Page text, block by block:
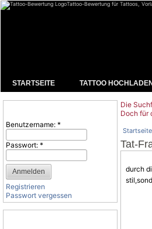
Tattoo-Bewertung für Tattoos,
STARTSEITE TATTOO HOCHLADEN
Benutzername: *
Passwort: *
Registrieren
Passwort vergessen
Die
Doch für
Startseite
Tat-
durch